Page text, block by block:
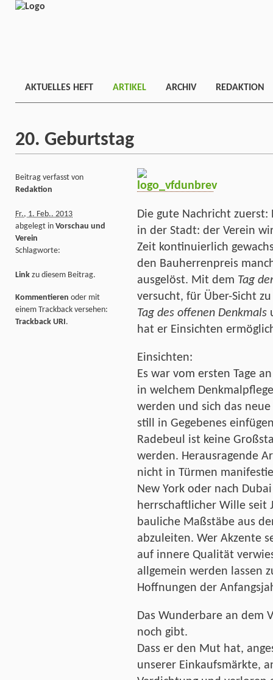
AKTUELLES HEFT ARTIKEL ARCHIV REDAKTION
20. Geburtstag
Die gute Nachricht
in der Stadt: der Verein
Zeit kontinuierlich
den Bauherrenpreis
ausgelöst. Mit dem Tag
versucht, für Über-Sicht
Tag des offenen Denkmals
hat er Einsichten
Einsichten:
Es war vom ersten Tage
in welchem
werden und sich das
still in Gegebenes
Radebeul ist keine
werden. Herausragende
nicht in Türmen
New York oder nach
herrschaftlicher Wille seit
bauliche Maßstäbe aus
abzuleiten. Wer Akzente
auf innere Qualität
allgemein werden lassen
Hoffnungen der
Das Wunderbare an dem
noch gibt.
Dass er den Mut hat,
unserer Einkaufsmärkte,
Beitrag verfasst von
Redaktion
Fr., 1. Feb.. 2013
abgelegt in Vorschau und
Verein
Schlagworte:
Link zu diesem Beitrag.
Kommentieren oder mit
einem Trackback versehen:
Trackback URI.